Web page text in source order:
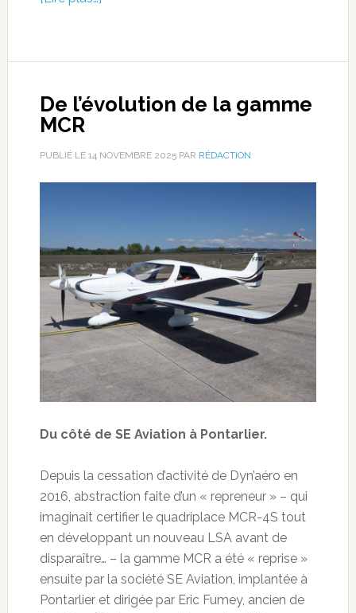
De l’évolution de la gamme
MCR
PUBLIÉ LE 14 NOVEMBRE 2025PAR RÉDACTION
Du côté de SE Aviation à Pontarlier.
Depuis la cessation d’activité de Dyn’aéro en
2016, abstraction faite d’un « repreneur » – qui
imaginait certifier le quadriplace MCR-4S tout
en développant un nouveau LSA avant de
disparaître… – la gamme MCR a été « reprise »
ensuite par la société SE Aviation, implantée à
Pontarlier et dirigée par Eric Fumey, ancien de